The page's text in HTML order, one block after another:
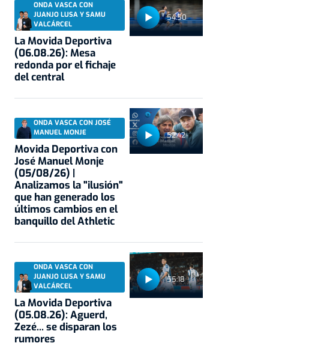
54:50
ONDA VASCA CON
JUANJO LUSA Y SAMU
VALCÁRCEL
La Movida Deportiva
(06.08.26): Mesa
redonda por el fichaje
del central
52:42
ONDA VASCA CON JOSÉ
MANUEL MONJE
Movida Deportiva con
José Manuel Monje
(05/08/26) |
Analizamos la "ilusión"
que han generado los
últimos cambios en el
banquillo del Athletic
55:18
ONDA VASCA CON
JUANJO LUSA Y SAMU
VALCÁRCEL
La Movida Deportiva
(05.08.26): Aguerd,
Zezé... se disparan los
rumores